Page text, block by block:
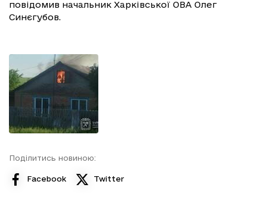
повідомив начальник Харківської ОВА Олег
Синєгубов.
Поділитись новиною:
Facebook Twitter